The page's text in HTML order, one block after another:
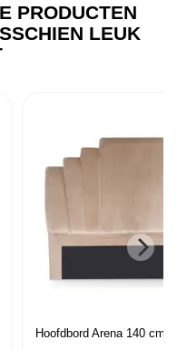
PRODUCTEN
LEUK
Hoofdbord Arena 140 cm